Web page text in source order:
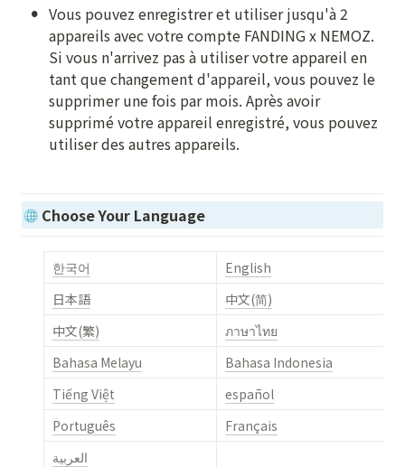
• Vous pouvez enregistrer et utiliser jusqu'à 2
appareils avec votre compte FANDING x NEMOZ.
Si vous n'arrivez pas à utiliser votre appareil en
tant que changement d'appareil, vous pouvez le
supprimer une fois par mois. Après avoir
supprimé votre appareil enregistré, vous pouvez
utiliser des autres appareils.
Choose Your Language
한국어
English
日本語
中文(简)
中文(繁)
ภาษาไทย
Bahasa Melayu
Bahasa Indonesia
Tiếng Việt
español
Português
Français
العربية